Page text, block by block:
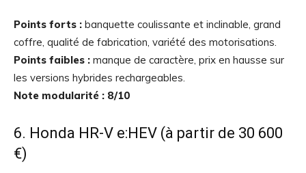
Points forts : banquette coulissante et inclinable, grand
coffre, qualité de fabrication, variété des motorisations.
Points faibles : manque de caractère, prix en hausse sur
les versions hybrides rechargeables.
Note modularité : 8/10
6. Honda HR-V e:HEV (à partir de 30 600
€)